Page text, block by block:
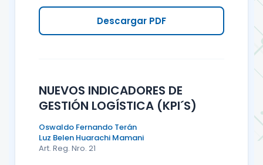
Descargar PDF
NUEVOS INDICADORES DE
GESTIÓN LOGÍSTICA (KPI´S)
Oswaldo Fernando Terán
Luz Belen Huarachi Mamani
Art. Reg. Nro. 21